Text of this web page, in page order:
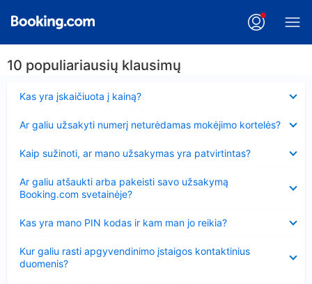
10 populiariausių klausimų
Kas yra įskaičiuota į kainą?
Ar galiu užsakyti numerį neturėdamas mokėjimo kortelės?
Kaip sužinoti, ar mano užsakymas yra patvirtintas?
Ar galiu atšaukti arba pakeisti savo užsakymą
Booking.com svetainėje?
Kas yra mano PIN kodas ir kam man jo reikia?
Kur galiu rasti apgyvendinimo įstaigos kontaktinius
duomenis?